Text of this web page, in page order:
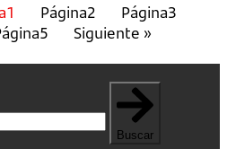
1 Página2 Página3
5 Siguiente »
Buscar